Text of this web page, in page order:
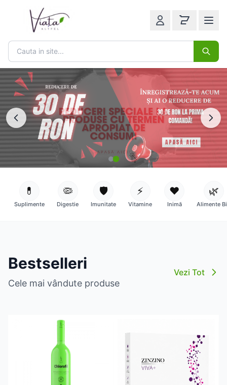
💊
Suplimente
🦠
Digestie
🛡️
Imunitate
⚡
Vitamine
❤️
Inimă
🌿
Alimente
Bestselleri
Cele mai vândute produse
Vezi Tot